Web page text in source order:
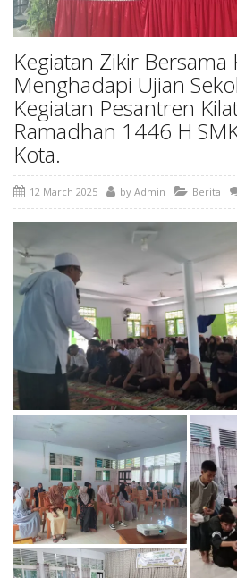
Kegiatan Zikir Bersama
Menghadapi Ujian
Kegiatan Pesantren
Ramadhan 1446 H
Kota.
12 March 2025 by Admin Berita